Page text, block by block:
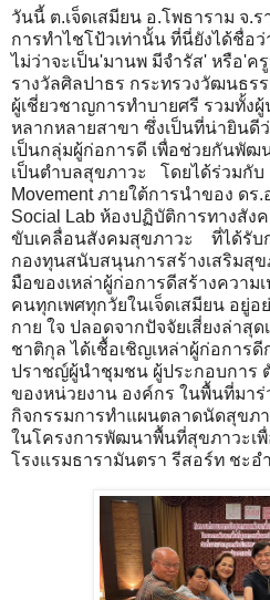
วันนี้ ต.เจ็ดเสมียน อ.โพธาราม จ.
การทำไชโป้วเท่านั้น ที่นี่ยังได้ชื่อ
ไม่ว่าจะเป็น'มานพ มีจำรัส' หรือ'ค
รางวัลศิลปาธร กระทรวงวัฒนธร
ผู้เชี่ยวชาญการทำบายศรี รวมทั้ง
หลากหลายสาขา ซึ่งเป็นที่น่ายินดี
เป็นกลุ่มผู้ก่อการดี เพื่อช่วยกันพัฒ
เป็นตำบลสุขภาวะ โดยได้ร่วมกับ
Movement ภายใต้การนำของ ด
Social Lab ห้องปฏิบัติการทางสัง
ขับเคลื่อนสังคมสุขภาวะ ที่ได้รับ
กองทุนสนับสนุนการสร้างเสริมสุ
มือของเหล่าผู้ก่อการดีสร้างความ
คนทุกเพศทุกวัยในเจ็ดเสมียน อยู่
กาย ใจ ปลอดจากปัจจัยเสี่ยงล่าสุ
ชาติกุล ได้เชื้อเชิญเหล่าผู้ก่อการดี
ปราชญ์ผู้นำชุมชน ผู้ประกอบการ
ของหน่วยงาน องค์กร ในพื้นที่มา
กิจกรรมการทำแผนตลาดนัดสุขภ
ในโครงการพัฒนาพื้นที่สุขภาวะเ
โรงแรมธารามันตรา รีสอร์ท ชะอ